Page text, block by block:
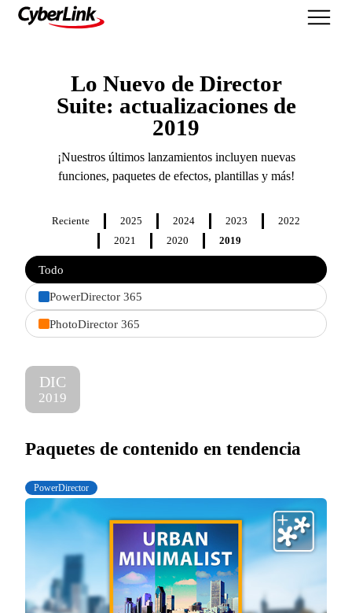
Lo Nuevo de Director
Suite: actualizaciones de
2019
¡Nuestros últimos lanzamientos incluyen nuevas
funciones, paquetes de efectos, plantillas y más!
Reciente 2025 2024 2023
2022
2021
2020 2019
Filter
features
by
product
Todo
PowerDirector 365
PhotoDirector 365
DIC
2019
Paquetes de contenido en tendencia
PowerDirector